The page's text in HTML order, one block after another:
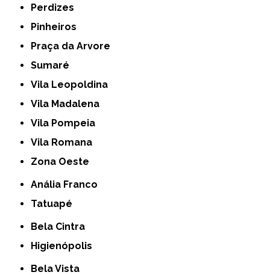
Perdizes
Pinheiros
Praça da Arvore
Sumaré
Vila Leopoldina
Vila Madalena
Vila Pompeia
Vila Romana
Zona Oeste
Anália Franco
Tatuapé
Bela Cintra
Higienópolis
Bela Vista